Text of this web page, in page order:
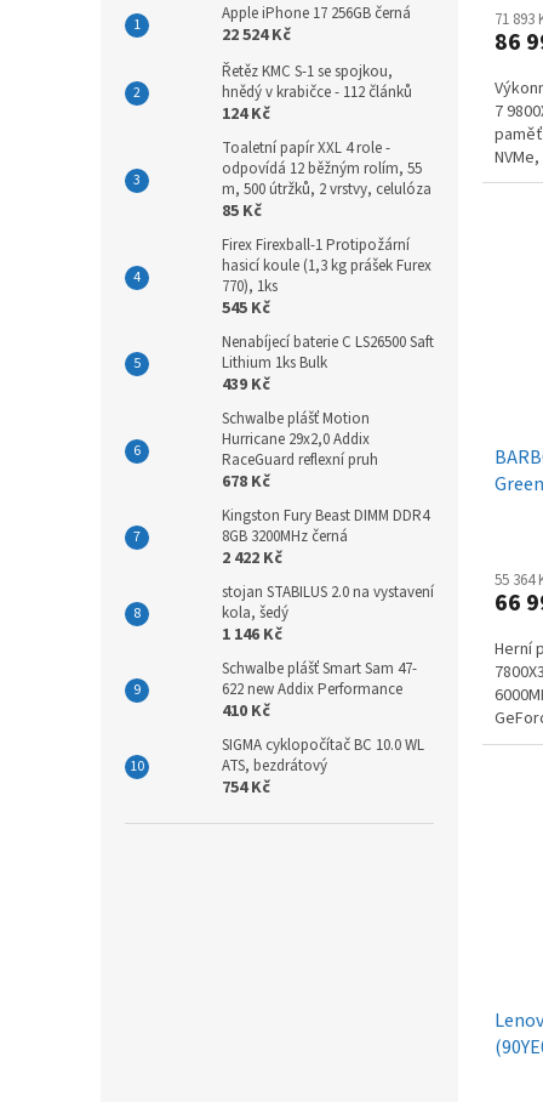
Apple iPhone 17 256GB černá
22 524 Kč
Řetěz KMC S-1 se spojkou,
hnědý v krabičce - 112 článků
124 Kč
Toaletní papír XXL 4 role -
odpovídá 12 běžným rolím, 55
m, 500 útržků, 2 vrstvy, celulóza
85 Kč
Firex Firexball-1 Protipožární
hasicí koule (1,3 kg prášek Furex
770), 1ks
545 Kč
Nenabíjecí baterie C LS26500 Saft
Lithium 1ks Bulk
439 Kč
Schwalbe plášť Motion
Hurricane 29x2,0 Addix
RaceGuard reflexní pruh
678 Kč
Kingston Fury Beast DIMM DDR4
8GB 3200MHz černá
2 422 Kč
stojan STABILUS 2.0 na vystavení
kola, šedý
1 146 Kč
Schwalbe plášť Smart Sam 47-
622 new Addix Performance
410 Kč
SIGMA cyklopočítač BC 10.0 WL
ATS, bezdrátový
754 Kč
71 893
86
7
paměť
16GB,
55 364
66
Herní
11